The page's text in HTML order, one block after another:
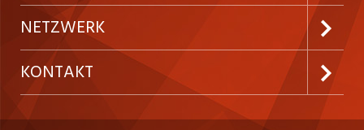
Festanstellungen
Temporäre Jobs
Inserieren
Firmen
Personalvermittler
Preise und Leistungen
AGB
Datenschutzerklärung
NETZWERK
ostjob.ch
KONTAKT
Russmedia Digital GmbH